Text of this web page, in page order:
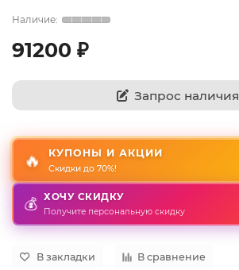
91200 ₽
Запрос наличия
🔥 КУПОНЫ И АКЦИИ
Скидки до 70%!
💰 ХОЧУ СКИДКУ
Получите персональную скидку
В закладки В сравнение